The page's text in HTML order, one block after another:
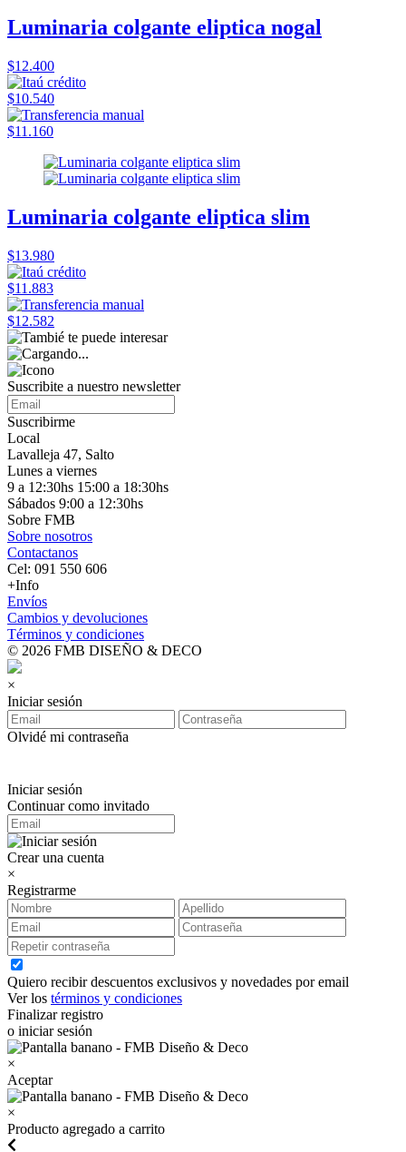
Luminaria colgante eliptica nogal
$12.400
$10.540
$11.160
Luminaria colgante eliptica slim
$13.980
$11.883
$12.582
Suscribite a nuestro newsletter
Suscribirme
Local
Lavalleja 47, Salto
Lunes a viernes
9 a 12:30hs 15:00 a 18:30hs
Sábados 9:00 a 12:30hs
Sobre FMB
Sobre nosotros
Contactanos
Cel: 091 550 606
+Info
Envíos
Cambios y devoluciones
Términos y condiciones
© 2026 FMB DISEÑO & DECO
×
Iniciar sesión
Olvidé mi contraseña
Iniciar sesión
Continuar como invitado
Crear una cuenta
×
Registrarme
Quiero recibir descuentos exclusivos y novedades por email
Ver los términos y condiciones
Finalizar registro
o iniciar sesión
×
Aceptar
×
Producto agregado a carrito